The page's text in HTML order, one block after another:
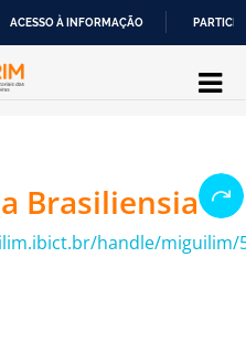
ACESSO À INFORMAÇÃO
Brasiliensia
handle/miguilim/